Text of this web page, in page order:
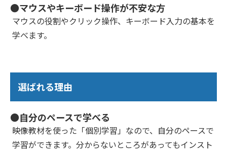
●マウスやキーボード操作が不安な方
マウスの役割やクリック操作、キーボード入力の基本を
学べます。
選ばれる理由
●自分のペースで学べる
映像教材を使った「個別学習」なので、自分のペースで
学習ができます。分からないところがあってもインスト